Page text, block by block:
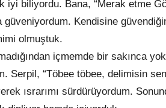
iyi biliyordu. Bana, “Merak etme
Kendisine
olmuştuk.
içmemde bir sakınca
Serpil, “Töbee töbee, delimisin
ısrarımı sürdürüyordum.